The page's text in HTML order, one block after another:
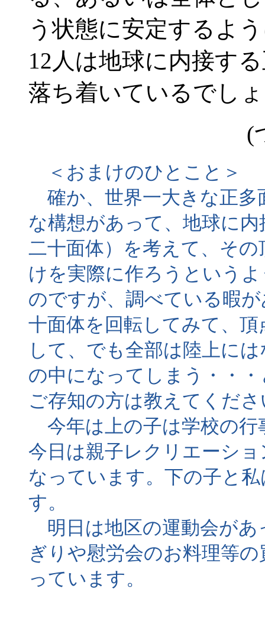
う状態に安定するよ
12人は地球に内接す
落ち着いているでし
(
＜おまけのひとこと＞
確か、世界一大きな正多
な構想があって、地球に
二十面体）を考えて、そ
けを実際に作ろうという
のですが、調べている暇
十面体を回転してみて、
して、でも全部は陸上に
の中になってしまう・・
ご存知の方は教えてくださ
今年は上の子は学校の行
今日は親子レクリエーシ
なっています。下の子と
す。
明日は地区の運動会があ
ぎりや慰労会のお料理等
っています。